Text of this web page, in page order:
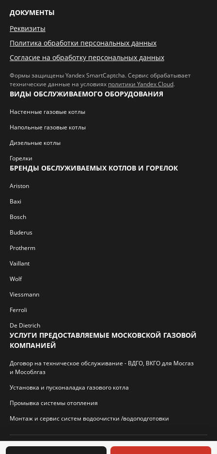
ДОКУМЕНТЫ
Реквизиты
Политика обработки персональных данных
Согласие на обработку персональных данных
Формы защищены Yandex SmartCaptcha. Сервис обрабатывает
технические данные на условиях политики Yandex Cloud.
ВИДЫ ОБСЛУЖИВАЕМОГО ОБОРУДОВАНИЯ
Настенные газовые котлы
Напольные газовые котлы
Дизельные котлы
Горелки
БРЕНДЫ ОБСЛУЖИВАЕМЫХ КОТЛОВ И ГОРЕЛОК
Ariston
Baxi
Bosch
Buderus
Protherm
Vaillant
Wolf
Viessmann
Ferroli
De Dietrich
УСЛУГИ ПРЕДОСТАВЛЯЕМЫЕ МОСКОВСКОЙ ГАЗОВОЙ
КОМПАНИЕЙ
Договор на техническое обслуживание - ВДГО, ВКГО для Мосгаз
и Мособлгаз
Установка и пусконаладка газового котла
Промывка системы отопления
Монтаж и сервис систем водоочистки /водоподготовки
© 2026 И.П. Кротиков С.А. Virtbridge.ru